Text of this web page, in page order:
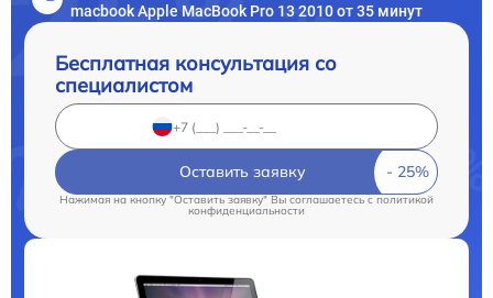
macbook Apple MacBook Pro 13 2010 от 35 минут
Бесплатная консультация со
специалистом
Оставить заявку
Нажимая на кнопку "Оставить заявку" Вы соглашаетесь cполитикой
конфиденциальности